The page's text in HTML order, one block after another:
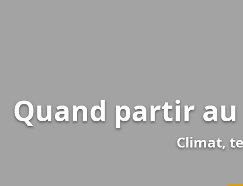
Quand partir
Climat,